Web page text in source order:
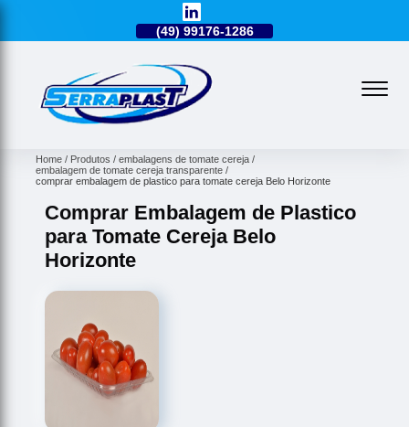
(49) 99176-1286
Home Produtos
embalagens de tomate cereja
embalagem de tomate cereja transparente
comprar embalagem de plastico para tomate cereja Belo Horizonte
Comprar Embalagem de Plastico
para Tomate Cereja Belo
Horizonte